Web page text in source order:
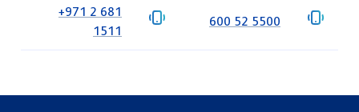
‎600 52 5500
‎+971 2 681
1511